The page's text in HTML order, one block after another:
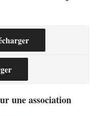
une association